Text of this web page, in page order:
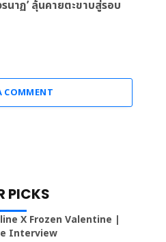
นาฏ’ ลุ้นคายตะขาบสู่รอบ
COMMENT
PICKS
X Frozen Valentine |
Interview